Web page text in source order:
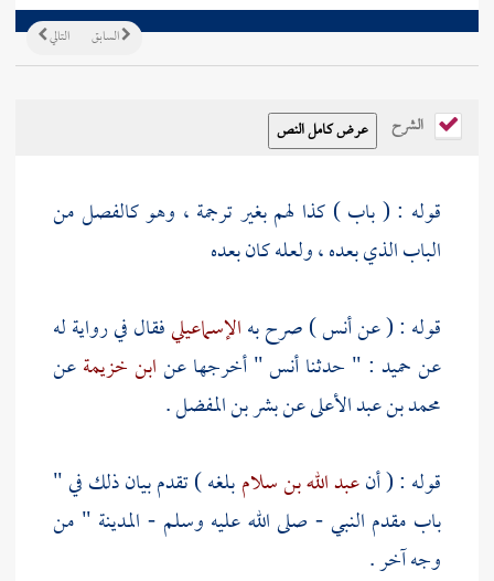
التالي السابق
الشرح
قوله : ( باب ) كذا لهم بغير ترجمة ، وهو كالفصل من
الباب الذي بعده ، ولعله كان بعده
قوله : ( عنأنس) صرح بهالإسماعيليفقال في رواية له
عنحميد : " حدثناأنس "أخرجها عنابن خزيمةعن
محمد بن عبد الأعلىعنبشر بن المفضل.
قوله : ( أنعبد الله بن سلامبلغه ) تقدم بيان ذلك في "
باب مقدم النبي - صلى الله عليه وسلم - المدينة " من
وجه آخر .